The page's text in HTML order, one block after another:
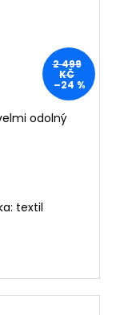
2 499
KČ
–24 %
odolný
textil